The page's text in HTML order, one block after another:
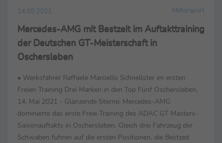
14.05.2021 Motorsport
Mercedes-AMG mit Bestzeit im Auftakttraining
der Deutschen GT-Meisterschaft in
Oschersleben
• Werksfahrer Raffaele Marciello Schnellster im ersten
Freien Training Drei Marken in den Top Fünf Oschersleben,
14. Mai 2021 - Glänzende Sterne: Mercedes-AMG
dominierte das erste Freie Training des ADAC GT Masters-
Saisonauftakts in Oschersleben. Gleich drei Fahrzeug der
Schwaben fuhren auf die ersten Positionen, die Bestzeit